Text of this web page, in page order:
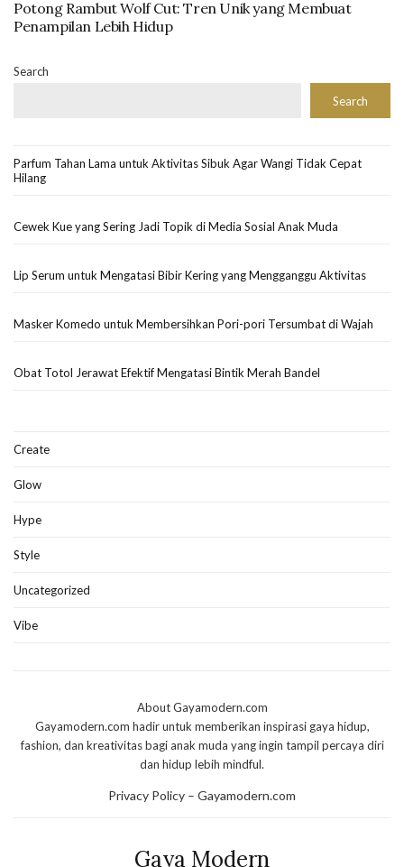
Potong Rambut Wolf Cut: Tren Unik yang Membuat
Penampilan Lebih Hidup
Search
Search
Parfum Tahan Lama untuk Aktivitas Sibuk Agar Wangi Tidak Cepat
Hilang
Cewek Kue yang Sering Jadi Topik di Media Sosial Anak Muda
Lip Serum untuk Mengatasi Bibir Kering yang Mengganggu Aktivitas
Masker Komedo untuk Membersihkan Pori-pori Tersumbat di Wajah
Obat Totol Jerawat Efektif Mengatasi Bintik Merah Bandel
Create
Glow
Hype
Style
Uncategorized
Vibe
About Gayamodern.com
Gayamodern.com hadir untuk memberikan inspirasi gaya hidup,
fashion, dan kreativitas bagi anak muda yang ingin tampil percaya diri
dan hidup lebih mindful.
Privacy Policy – Gayamodern.com
Gaya Modern